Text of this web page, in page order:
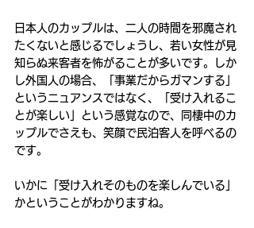
日本人のカップルは、二人の時間を邪魔され
たくないと感じるでしょうし、若い女性が見
知らぬ来客者を怖がることが多いです。しか
し外国人の場合、「事業だからガマンする」
というニュアンスではなく、「受け入れるこ
とが楽しい」という感覚なので、同棲中のカ
ップルでさえも、笑顔で民泊客人を呼べるの
です。
いかに「受け入れそのものを楽しんでいる」
かということがわかりますね。